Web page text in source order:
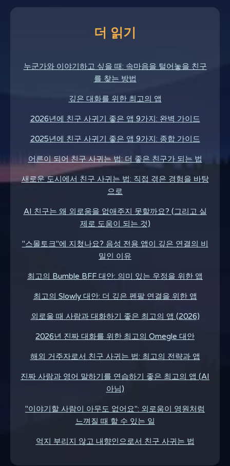
더 읽기
누군가와 이야기하고 싶을 때: 속마음을 털어놓을 친구
를 찾는 방법
깊은 대화를 위한 최고의 앱
2026년에 친구 사귀기 좋은 앱 9가지: 완벽 가이드
2025년에 친구 사귀기 좋은 앱 9가지: 종합 가이드
어른이 되어 친구 사귀는 법: 더 좋은 친구가 되는 법
새로운 도시에서 친구 사귀는 법: 직접 겪은 경험을 바탕
으로
AI 친구는 왜 외로움을 없애주지 못할까요? (그리고 실
제로 도움이 되는 것)
"스몰토크"에 지쳤나요? 음성 전용 앱이 깊은 연결의 비
밀인 이유
최고의 Bumble BFF 대안: 의미 있는 우정을 위한 앱
최고의 Slowly 대안: 더 깊은 펜팔 연결을 위한 앱
외로울 때 사람과 대화하기 좋은 최고의 앱 (2026)
2026년 진짜 대화를 위한 최고의 Omegle 대안
해외 거주자로서 친구 사귀는 법: 최고의 전략과 앱
진짜 사람과 영어 말하기를 연습하기 좋은 최고의 앱 (AI
아님)
"이야기할 사람이 아무도 없어요": 외로움이 영원처럼
느껴질 때 할 수 있는 일
억지 부리지 않고 내향인으로서 친구 사귀는 법